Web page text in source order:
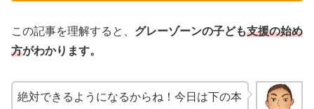
この記事を理解すると、 グレーゾーンの子ども支援の始め
方がわかります。
絶対できるようになるからね！今日は下の本